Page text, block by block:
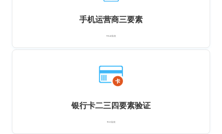
手机运营商三要素
￥0.42元/次
银行卡二三四要素验证
￥0.5元/次